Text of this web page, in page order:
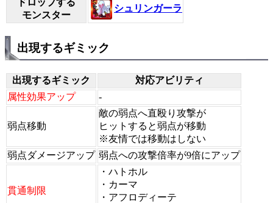
ドロップする
モンスター
シュリンガーラ
出現するギミック
出現するギミック
対応アビリティ
属性効果アップ
-
弱点移動
敵の弱点へ直殴り攻撃が
ヒットすると弱点が移動
※友情では移動はしない
弱点ダメージアップ 弱点への攻撃倍率が9倍にアップ
貫通制限
・ハトホル
・カーマ
・アフロディーテ